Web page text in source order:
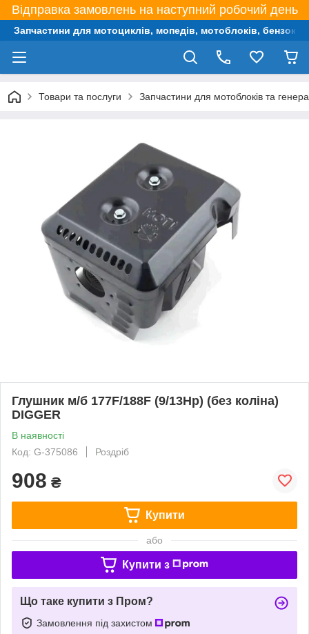
Відправка замовлень на наступний робочий день
Запчастини для мотоциклів, мопедів, мотоблоків,
Товари та послуги Запчастини для мотоблоків та
Глушник м/б 177F/188F (9/13Hp) (без коліна)
DIGGER
В наявності
Код: G-375086
Роздріб
908 ₴
Купити
або
Купити з
Що таке купити з Пром?
Замовлення під захистом